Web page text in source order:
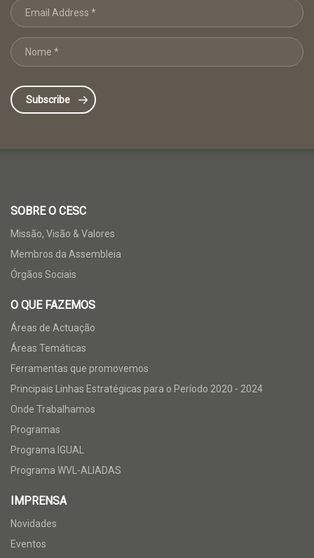
SOBRE O CESC
Missão, Visão & Valores
Membros da Assembleia
Órgãos Sociais
O QUE FAZEMOS
Áreas de Actuação
Áreas Temáticas
Ferramentas que promovemos
Principais Linhas Estratégicas para o Período 2020 - 2024
Onde Trabalhamos
Programas
Programa IGUAL
Programa WVL-ALIADAS
IMPRENSA
Novidades
Eventos